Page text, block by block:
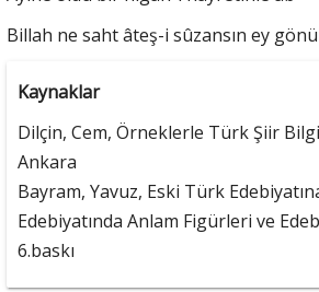
Billah ne saht âteş-i sûzansın ey
Kaynaklar
Dilçin, Cem, Örneklerle Türk Şiir
Ankara
Bayram, Yavuz, Eski Türk
Edebiyatında Anlam Figürleri ve
6.baskı